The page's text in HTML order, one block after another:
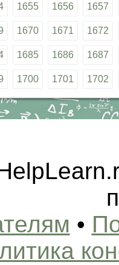
1655 1656 1657
1670 1671 1672
1685 1686 1687
1700 1701 1702
•